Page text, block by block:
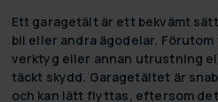
Ett garagetält är ett bekvämt
bil eller andra ägodelar.
verktyg eller annan utrustning
täckt skydd. Garagetältet är
och kan lätt flyttas, eftersom